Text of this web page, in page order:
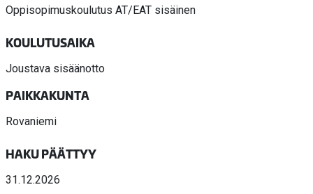
Oppisopimuskoulutus AT/EAT sisäinen
KOULUTUSAIKA
Joustava sisäänotto
PAIKKAKUNTA
Rovaniemi
HAKU PÄÄTTYY
31.12.2026